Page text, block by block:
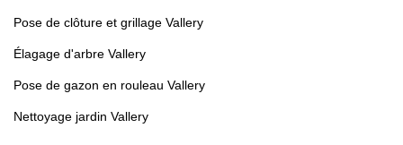
Pose de clôture et grillage Vallery
Élagage d'arbre Vallery
Pose de gazon en rouleau Vallery
Nettoyage jardin Vallery